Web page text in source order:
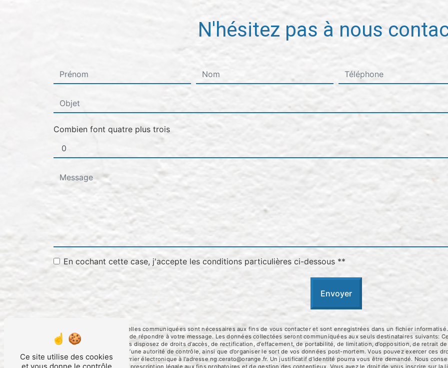
N'hésitez pas à nous
Combien font quatre plus trois
En cochant cette case, j'accepte les conditions particulières ci-dessous **
Envoyer
** Les données personnelles communiquées sont nécessaires aux fins de vous contacter et sont enregistrées dans un fichier
traitants dans le seul but de répondre à votre message. Les données collectées seront communiquées aux seuls destinataires suivants:
ng.cerato@orange.fr. Vous disposez de droits d’accès, de rectification, d’effacement, de portabilité, de limitation, d’opposition, de retrait
une réclamation auprès d’une autorité de contrôle, ainsi que d’organiser le sort de vos données post-mortem. Vous pouvez exercer ces
Foulayronnes ou par courrier électronique à l'adresse ng.cerato@orange.fr. Un justificatif d'identité pourra vous être demandé. Nous
puis pendant la durée de prescription légale aux fins probatoires et de gestion des contentieux. Vous avez le droit de vous inscrire sur
Ce site utilise des cookies